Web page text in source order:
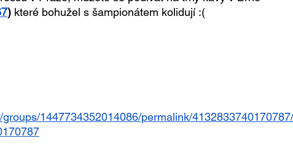
) které bohužel s šampionátem kolidují :(
1447734352014086/permalink/